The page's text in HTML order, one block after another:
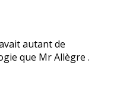
autant de
que Mr Allègre .